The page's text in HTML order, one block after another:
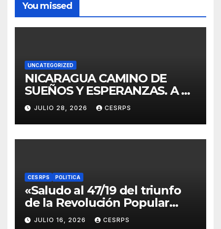
You missed
UNCATEGORIZED
NICARAGUA CAMINO DE
SUEÑOS Y ESPERANZAS. A 40
años de La Zompopera,
donde cayeron nuestros
compañeros
internacionalistas.
JULIO 28, 2026 CESRPS
CES RPS POLITICA
«Saludo al 47/19 del triunfo
de la Revolución Popular
Sandinista : Siempre + allá!»
JULIO 16, 2026 CESRPS